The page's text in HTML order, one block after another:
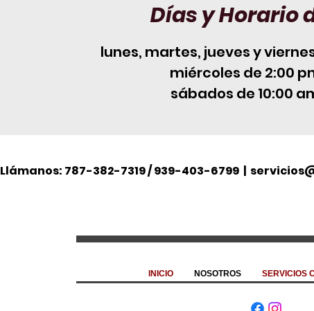
Días y Horario
lunes, martes, jueves y
miércoles de 2:00
sábados de 10:00
Llámanos: 787-382-7319 / 939-403-6799 |
INICIO NOSOTROS SERVICIOS